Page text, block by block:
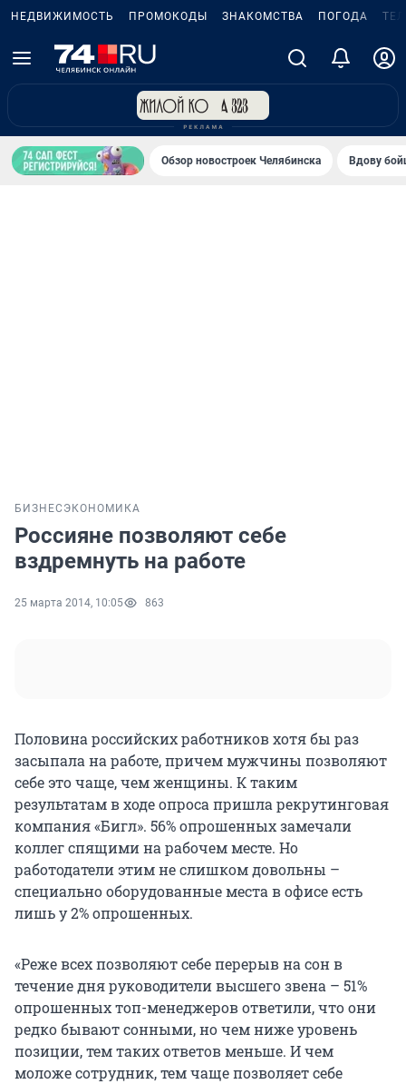
НЕДВИЖИМОСТЬ ПРОМОКОДЫ ЗНАКОМСТВА ПОГОДА
Обзор новостроек Челябинска Вдову
БИЗНЕС ЭКОНОМИКА
Россияне позволяют себе
вздремнуть на работе
25 марта 2014, 10:05 863
Половина российских работников хотя бы раз
засыпала на работе, причем мужчины позволяют
себе это чаще, чем женщины. К таким
результатам в ходе опроса пришла рекрутинговая
компания «Бигл». 56% опрошенных замечали
коллег спящими на рабочем месте. Но
работодатели этим не слишком довольны –
специально оборудованные места в офисе есть
лишь у 2% опрошенных.
«Реже всех позволяют себе перерыв на сон в
течение дня руководители высшего звена – 51%
опрошенных топ-менеджеров ответили, что они
редко бывают сонными, но чем ниже уровень
позиции, тем таких ответов меньше. И чем
моложе сотрудник, тем чаще позволяет себе